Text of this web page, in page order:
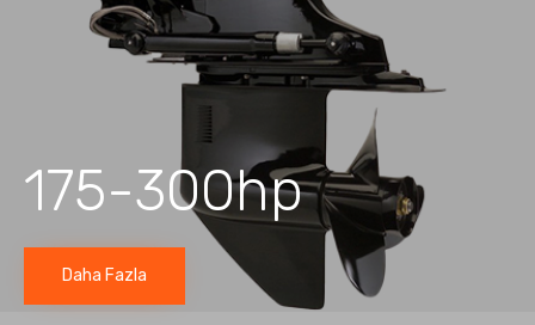
175-300hp
Daha Fazla